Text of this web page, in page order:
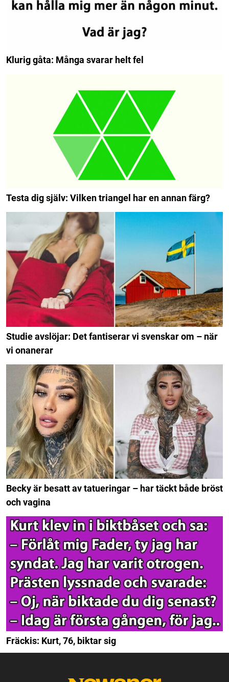
Klurig gåta: Många svarar helt fel
Testa dig själv: Vilken triangel har en annan färg?
Studie avslöjar: Det fantiserar vi svenskar om – när
vi onanerar
Becky är besatt av tatueringar – har täckt både bröst
och vagina
Fräckis: Kurt, 76, biktar sig